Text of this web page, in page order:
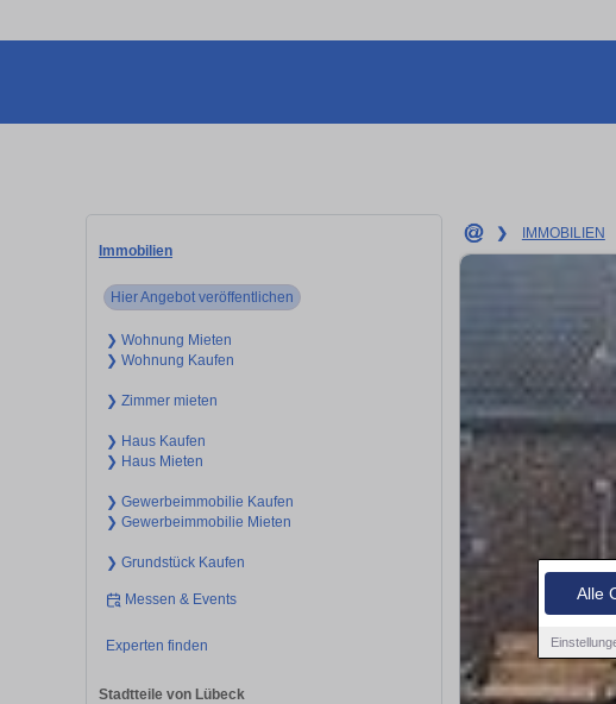
Alle
Immobilien
Hier Angebot veröffentlichen
❯ Wohnung Mieten
❯ Wohnung Kaufen
❯ Zimmer mieten
❯ Haus Kaufen
❯ Haus Mieten
❯ Gewerbeimmobilie Kaufen
❯ Gewerbeimmobilie Mieten
❯ Grundstück Kaufen
Messen & Events
Experten finden
Stadtteile von Lübeck
❯ IMMOBILIEN